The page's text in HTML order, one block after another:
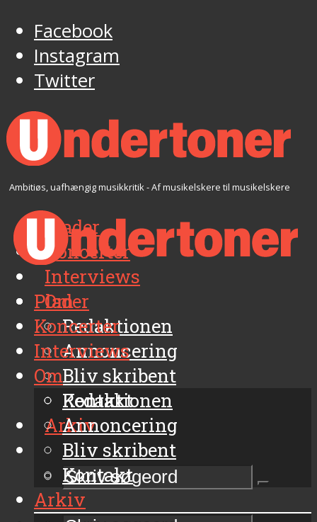
Facebook
Instagram
Twitter
Ambitiøs, uafhængig musikkritik - Af musikelskere til musikelskere
Plader
Koncerter
Interviews
Om
Redaktionen
Annoncering
Bliv skribent
Kontakt
Arkiv
Plader
Koncerter
Interviews
Om
Redaktionen
Annoncering
Bliv skribent
Kontakt
Arkiv